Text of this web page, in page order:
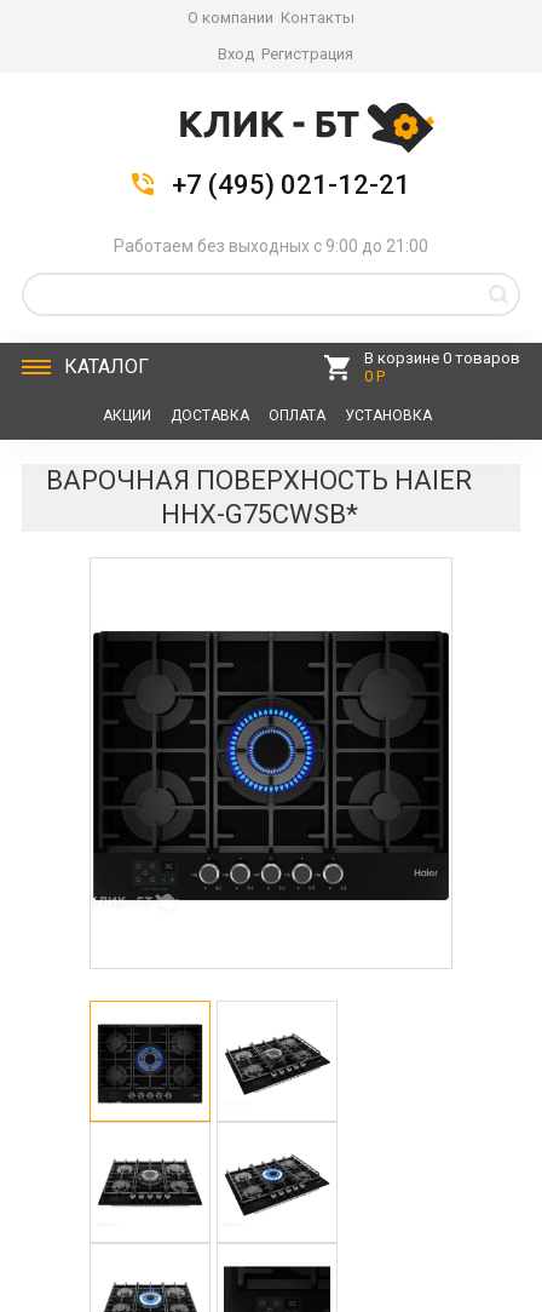
О компании Контакты
Вход Регистрация
+7 (495) 021-12-21
Работаем без выходных с 9:00 до 21:00
КАТАЛОГ
В корзине 0 товаров
0 Р
АКЦИИ ДОСТАВКА ОПЛАТА УСТАНОВКА
ВАРОЧНАЯ ПОВЕРХНОСТЬ HAIER
HHX-G75CWSB*